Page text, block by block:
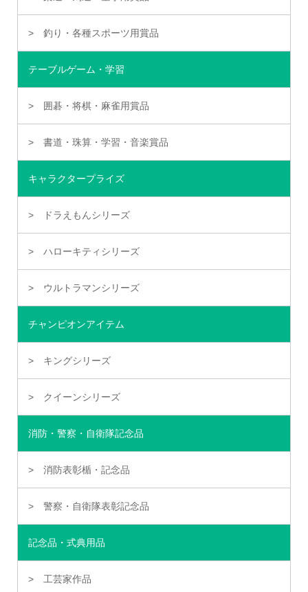
釣り・各種スポーツ用賞品
テーブルゲーム・学習
囲碁・将棋・麻雀用賞品
書道・珠算・学習・音楽賞品
キャラクタープライズ
ドラえもんシリーズ
ハローキティシリーズ
ウルトラマンシリーズ
チャンピオンアイテム
キングシリーズ
クイーンシリーズ
消防・警察・自衛隊記念品
消防表彰楯・記念品
警察・自衛隊表彰記念品
記念品・式典用品
工芸家作品